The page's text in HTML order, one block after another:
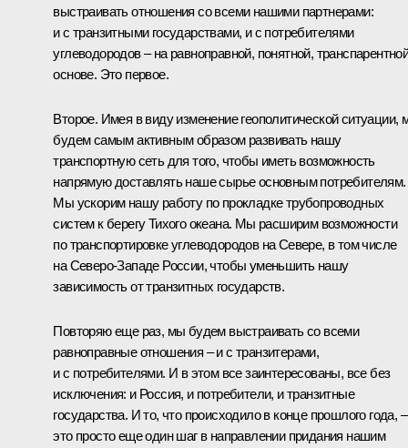
выстраивать отношения со всеми нашими партнерами:
и с транзитными государствами, и с потребителями
углеводородов – на равноправной, понятной,
основе. Это первое.
Второе. Имея в виду изменение геополитической ситуации,
будем самым активным образом развивать нашу
транспортную сеть для того, чтобы иметь возможность
напрямую доставлять наше сырье основным потребителям.
Мы ускорим нашу работу по прокладке трубопроводных
систем к берегу Тихого океана. Мы расширим возможности
по транспортировке углеводородов на Севере, в том числе
на Северо-Западе России, чтобы уменьшить нашу
зависимость от транзитных государств.
Повторяю еще раз, мы будем выстраивать со всеми
равноправные отношения – и с транзитерами,
и с потребителями. И в этом все заинтересованы, все без
исключения: и Россия, и потребители, и транзитные
государства. И то, что происходило в конце прошлого года, –
это просто еще один шаг в направлении придания нашим